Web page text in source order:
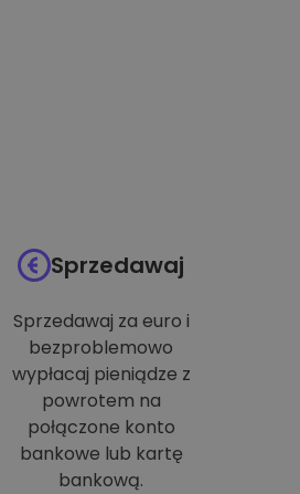
Sprzedawaj
Sprzedawaj za euro i
bezproblemowo
wypłacaj pieniądze z
powrotem na
połączone konto
bankowe lub kartę
bankową.